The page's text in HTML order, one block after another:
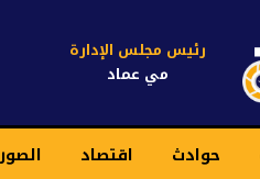
رئيس مجلس الإدارة
مي عماد
حوادث اقتصاد